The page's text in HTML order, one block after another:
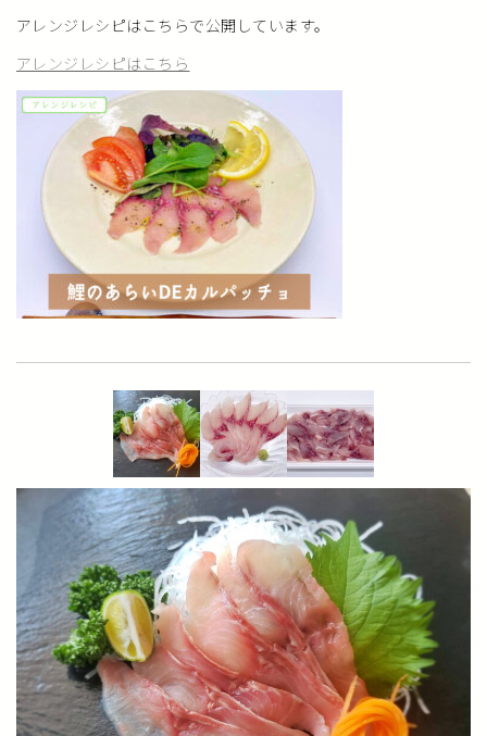
アレンジレシピはこちらで公開しています。
アレンジレシピはこちら